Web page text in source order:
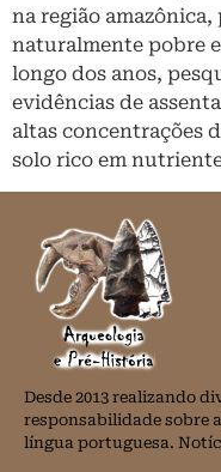
na região
naturalmente pobre
longo dos anos,
evidências de
altas concentrações
solo rico em
Desde 2013 realizando
responsabilidade sobre
língua portuguesa.